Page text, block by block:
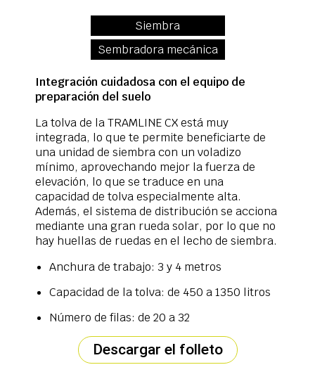
Siembra
Sembradora mecánica
Integración cuidadosa con el equipo de
preparación del suelo
La tolva de la TRAMLINE CX está muy
integrada, lo que te permite beneficiarte de
una unidad de siembra con un voladizo
mínimo, aprovechando mejor la fuerza de
elevación, lo que se traduce en una
capacidad de tolva especialmente alta.
Además, el sistema de distribución se acciona
mediante una gran rueda solar, por lo que no
hay huellas de ruedas en el lecho de siembra.
Anchura de trabajo: 3 y 4 metros
Capacidad de la tolva: de 450 a 1350 litros
Número de filas: de 20 a 32
Descargar el folleto